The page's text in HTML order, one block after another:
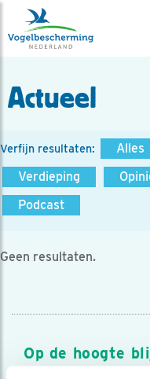
Actueel
Verfijn resultaten: Alles
Verdieping
Podcast
Geen resultaten.
Op de hoogte